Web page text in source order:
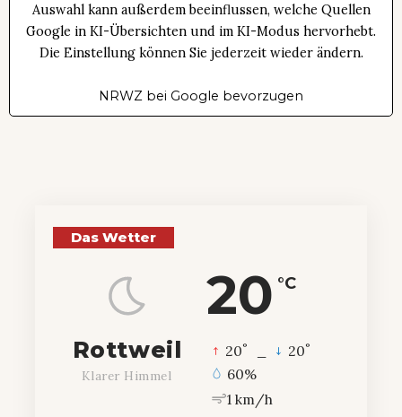
Auswahl kann außerdem beeinflussen, welche Quellen
Google in KI-Übersichten und im KI-Modus hervorhebt.
Die Einstellung können Sie jederzeit wieder ändern.
NRWZ bei Google bevorzugen
Das Wetter
20 °C
Rottweil
Klarer Himmel
20° 20°
60%
1 km/h